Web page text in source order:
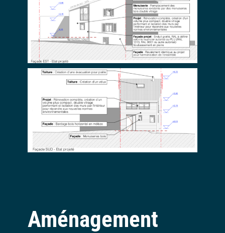
Aménagement